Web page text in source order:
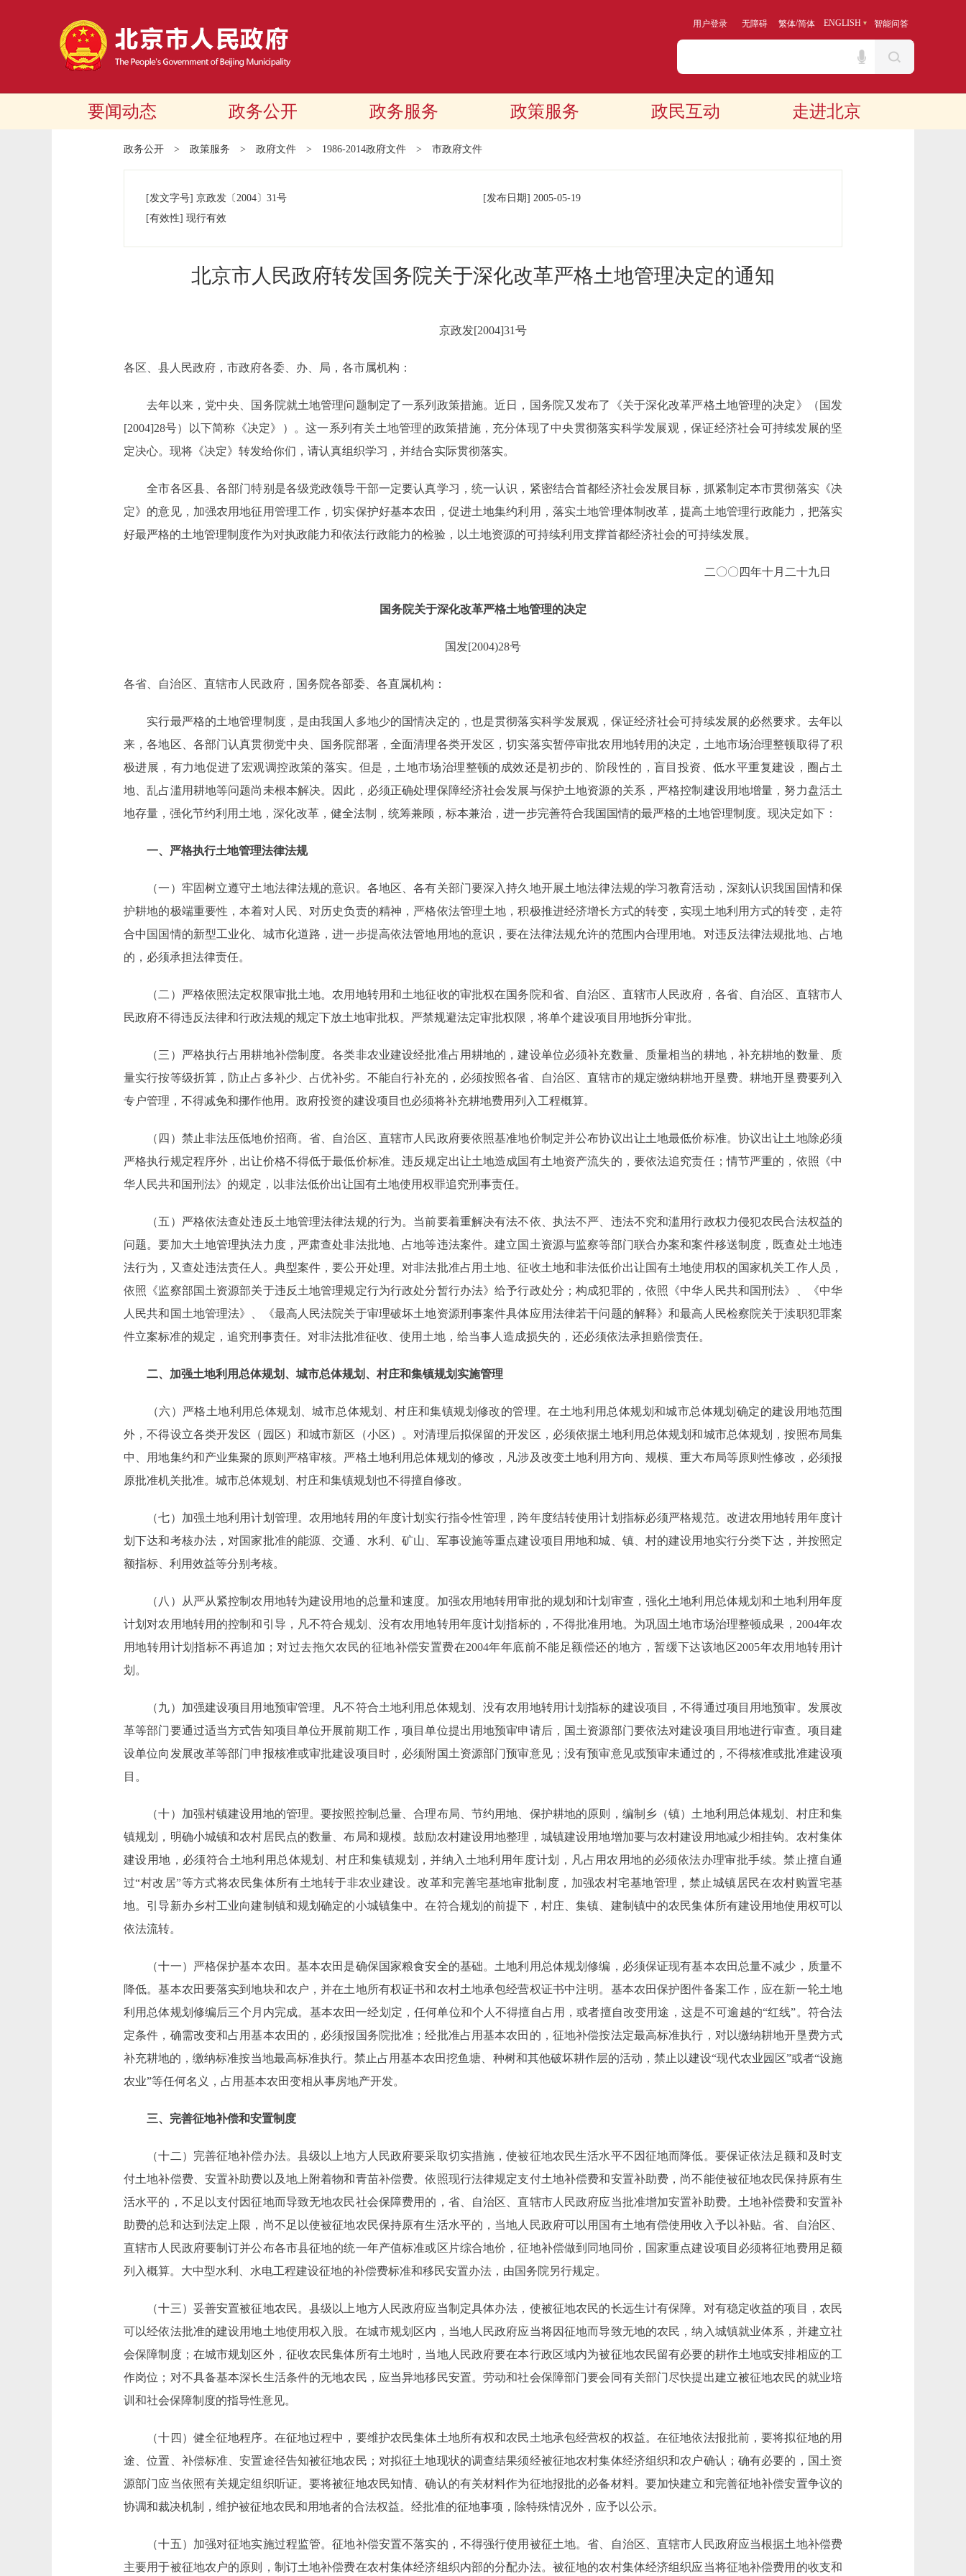
用户登录 无障碍 繁体/简体 ENGLISH 智能问答
要闻动态 政务公开 政务服务 政策服务 政民互动 走进北京
政务公开 > 政策服务 > 政府文件 > 1986-2014政府文件 > 市政府文件
[发文字号] 京政发 〔2004〕 31号 [发布日期] 2005-05-19
[有效性] 现行有效
北京市人民政府转发国务院关于深化改革严格土地管理决定的通知
京政发[2004]31号
各区、县人民政府，市政府各委、办、局，各市属机构：
去年以来，党中央、国务院就土地管理问题制定了一系列政策措施。近日，国务院又发布了《关于深化改革严格土地管理的决定》（国发
[2004]28号）以下简称《决定》）。这一系列有关土地管理的政策措施，充分体现了中央贯彻落实科学发展观，保证经济社会可持续发展的坚
定决心。现将《决定》转发给你们，请认真组织学习，并结合实际贯彻落实。
全市各区县、各部门特别是各级党政领导干部一定要认真学习，统一认识，紧密结合首都经济社会发展目标，抓紧制定本市贯彻落实《决
定》的意见，加强农用地征用管理工作，切实保护好基本农田，促进土地集约利用，落实土地管理体制改革，提高土地管理行政能力，把落实
好最严格的土地管理制度作为对执政能力和依法行政能力的检验，以土地资源的可持续利用支撑首都经济社会的可持续发展。
二〇〇四年十月二十九日
国务院关于深化改革严格土地管理的决定
国发[2004)28号
各省、自治区、直辖市人民政府，国务院各部委、各直属机构：
实行最严格的土地管理制度，是由我国人多地少的国情决定的，也是贯彻落实科学发展观，保证经济社会可持续发展的必然要求。去年以
来，各地区、各部门认真贯彻党中央、国务院部署，全面清理各类开发区，切实落实暂停审批农用地转用的决定，土地市场治理整顿取得了积
极进展，有力地促进了宏观调控政策的落实。但是，土地市场治理整顿的成效还是初步的、阶段性的，盲目投资、低水平重复建设，圈占土
地、乱占滥用耕地等问题尚未根本解决。因此，必须正确处理保障经济社会发展与保护土地资源的关系，严格控制建设用地增量，努力盘活土
地存量，强化节约利用土地，深化改革，健全法制，统筹兼顾，标本兼治，进一步完善符合我国国情的最严格的土地管理制度。现决定如下：
一、严格执行土地管理法律法规
（一）牢固树立遵守土地法律法规的意识。各地区、各有关部门要深入持久地开展土地法律法规的学习教育活动，深刻认识我国国情和保
护耕地的极端重要性，本着对人民、对历史负责的精神，严格依法管理土地，积极推进经济增长方式的转变，实现土地利用方式的转变，走符
合中国国情的新型工业化、城市化道路，进一步提高依法管地用地的意识，要在法律法规允许的范围内合理用地。对违反法律法规批地、占地
的，必须承担法律责任。
（二）严格依照法定权限审批土地。农用地转用和土地征收的审批权在国务院和省、自治区、直辖市人民政府，各省、自治区、直辖市人
民政府不得违反法律和行政法规的规定下放土地审批权。严禁规避法定审批权限，将单个建设项目用地拆分审批。
（三）严格执行占用耕地补偿制度。各类非农业建设经批准占用耕地的，建设单位必须补充数量、质量相当的耕地，补充耕地的数量、质
量实行按等级折算，防止占多补少、占优补劣。不能自行补充的，必须按照各省、自治区、直辖市的规定缴纳耕地开垦费。耕地开垦费要列入
专户管理，不得减免和挪作他用。政府投资的建设项目也必须将补充耕地费用列入工程概算。
（四）禁止非法压低地价招商。省、自治区、直辖市人民政府要依照基准地价制定并公布协议出让土地最低价标准。协议出让土地除必须
严格执行规定程序外，出让价格不得低于最低价标准。违反规定出让土地造成国有土地资产流失的，要依法追究责任；情节严重的，依照《中
华人民共和国刑法》的规定，以非法低价出让国有土地使用权罪追究刑事责任。
（五）严格依法查处违反土地管理法律法规的行为。当前要着重解决有法不依、执法不严、违法不究和滥用行政权力侵犯农民合法权益的
问题。要加大土地管理执法力度，严肃查处非法批地、占地等违法案件。建立国土资源与监察等部门联合办案和案件移送制度，既查处土地违
法行为，又查处违法责任人。典型案件，要公开处理。对非法批准占用土地、征收土地和非法低价出让国有土地使用权的国家机关工作人员，
依照《监察部国土资源部关于违反土地管理规定行为行政处分暂行办法》给予行政处分；构成犯罪的，依照《中华人民共和国刑法》、《中华
人民共和国土地管理法》、《最高人民法院关于审理破坏土地资源刑事案件具体应用法律若干问题的解释》和最高人民检察院关于渎职犯罪案
件立案标准的规定，追究刑事责任。对非法批准征收、使用土地，给当事人造成损失的，还必须依法承担赔偿责任。
二、加强土地利用总体规划、城市总体规划、村庄和集镇规划实施管理
（六）严格土地利用总体规划、城市总体规划、村庄和集镇规划修改的管理。在土地利用总体规划和城市总体规划确定的建设用地范围
外，不得设立各类开发区（园区）和城市新区（小区）。对清理后拟保留的开发区，必须依据土地利用总体规划和城市总体规划，按照布局集
中、用地集约和产业集聚的原则严格审核。严格土地利用总体规划的修改，凡涉及改变土地利用方向、规模、重大布局等原则性修改，必须报
原批准机关批准。城市总体规划、村庄和集镇规划也不得擅自修改。
（七）加强土地利用计划管理。农用地转用的年度计划实行指令性管理，跨年度结转使用计划指标必须严格规范。改进农用地转用年度计
划下达和考核办法，对国家批准的能源、交通、水利、矿山、军事设施等重点建设项目用地和城、镇、村的建设用地实行分类下达，并按照定
额指标、利用效益等分别考核。
（八）从严从紧控制农用地转为建设用地的总量和速度。加强农用地转用审批的规划和计划审查，强化土地利用总体规划和土地利用年度
计划对农用地转用的控制和引导，凡不符合规划、没有农用地转用年度计划指标的，不得批准用地。为巩固土地市场治理整顿成果，2004年农
用地转用计划指标不再追加；对过去拖欠农民的征地补偿安置费在2004年年底前不能足额偿还的地方，暂缓下达该地区2005年农用地转用计
划。
（九）加强建设项目用地预审管理。凡不符合土地利用总体规划、没有农用地转用计划指标的建设项目，不得通过项目用地预审。发展改
革等部门要通过适当方式告知项目单位开展前期工作，项目单位提出用地预审申请后，国土资源部门要依法对建设项目用地进行审查。项目建
设单位向发展改革等部门申报核准或审批建设项目时，必须附国土资源部门预审意见；没有预审意见或预审未通过的，不得核准或批准建设项
目。
（十）加强村镇建设用地的管理。要按照控制总量、合理布局、节约用地、保护耕地的原则，编制乡（镇）土地利用总体规划、村庄和集
镇规划，明确小城镇和农村居民点的数量、布局和规模。鼓励农村建设用地整理，城镇建设用地增加要与农村建设用地减少相挂钩。农村集体
建设用地，必须符合土地利用总体规划、村庄和集镇规划，并纳入土地利用年度计划，凡占用农用地的必须依法办理审批手续。禁止擅自通
过“村改居”等方式将农民集体所有土地转于非农业建设。改革和完善宅基地审批制度，加强农村宅基地管理，禁止城镇居民在农村购置宅基
地。引导新办乡村工业向建制镇和规划确定的小城镇集中。在符合规划的前提下，村庄、集镇、建制镇中的农民集体所有建设用地使用权可以
依法流转。
（十一）严格保护基本农田。基本农田是确保国家粮食安全的基础。土地利用总体规划修编，必须保证现有基本农田总量不减少，质量不
降低。基本农田要落实到地块和农户，并在土地所有权证书和农村土地承包经营权证书中注明。基本农田保护图件备案工作，应在新一轮土地
利用总体规划修编后三个月内完成。基本农田一经划定，任何单位和个人不得擅自占用，或者擅自改变用途，这是不可逾越的“红线”。符合法
定条件，确需改变和占用基本农田的，必须报国务院批准；经批准占用基本农田的，征地补偿按法定最高标准执行，对以缴纳耕地开垦费方式
补充耕地的，缴纳标准按当地最高标准执行。禁止占用基本农田挖鱼塘、种树和其他破坏耕作层的活动，禁止以建设“现代农业园区”或者“设施
农业”等任何名义，占用基本农田变相从事房地产开发。
三、完善征地补偿和安置制度
（十二）完善征地补偿办法。县级以上地方人民政府要采取切实措施，使被征地农民生活水平不因征地而降低。要保证依法足额和及时支
付土地补偿费、安置补助费以及地上附着物和青苗补偿费。依照现行法律规定支付土地补偿费和安置补助费，尚不能使被征地农民保持原有生
活水平的，不足以支付因征地而导致无地农民社会保障费用的，省、自治区、直辖市人民政府应当批准增加安置补助费。土地补偿费和安置补
助费的总和达到法定上限，尚不足以使被征地农民保持原有生活水平的，当地人民政府可以用国有土地有偿使用收入予以补贴。省、自治区、
直辖市人民政府要制订并公布各市县征地的统一年产值标准或区片综合地价，征地补偿做到同地同价，国家重点建设项目必须将征地费用足额
列入概算。大中型水利、水电工程建设征地的补偿费标准和移民安置办法，由国务院另行规定。
（十三）妥善安置被征地农民。县级以上地方人民政府应当制定具体办法，使被征地农民的长远生计有保障。对有稳定收益的项目，农民
可以经依法批准的建设用地土地使用权入股。在城市规划区内，当地人民政府应当将因征地而导致无地的农民，纳入城镇就业体系，并建立社
会保障制度；在城市规划区外，征收农民集体所有土地时，当地人民政府要在本行政区域内为被征地农民留有必要的耕作土地或安排相应的工
作岗位；对不具备基本深长生活条件的无地农民，应当异地移民安置。劳动和社会保障部门要会同有关部门尽快提出建立被征地农民的就业培
训和社会保障制度的指导性意见。
（十四）健全征地程序。在征地过程中，要维护农民集体土地所有权和农民土地承包经营权的权益。在征地依法报批前，要将拟征地的用
途、位置、补偿标准、安置途径告知被征地农民；对拟征土地现状的调查结果须经被征地农村集体经济组织和农户确认；确有必要的，国土资
源部门应当依照有关规定组织听证。要将被征地农民知情、确认的有关材料作为征地报批的必备材料。要加快建立和完善征地补偿安置争议的
协调和裁决机制，维护被征地农民和用地者的合法权益。经批准的征地事项，除特殊情况外，应予以公示。
（十五）加强对征地实施过程监管。征地补偿安置不落实的，不得强行使用被征土地。省、自治区、直辖市人民政府应当根据土地补偿费
主要用于被征地农户的原则，制订土地补偿费在农村集体经济组织内部的分配办法。被征地的农村集体经济组织应当将征地补偿费用的收支和